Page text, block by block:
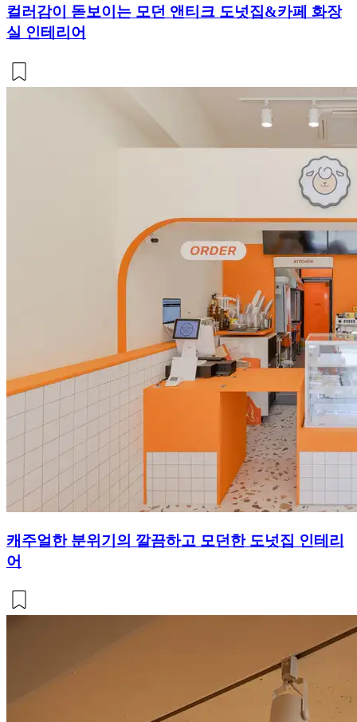
컬러감이 돋보이는 모던 앤티크 도넛집&카페 화장
실 인테리어
캐주얼한 분위기의 깔끔하고 모던한 도넛집 인테리
어